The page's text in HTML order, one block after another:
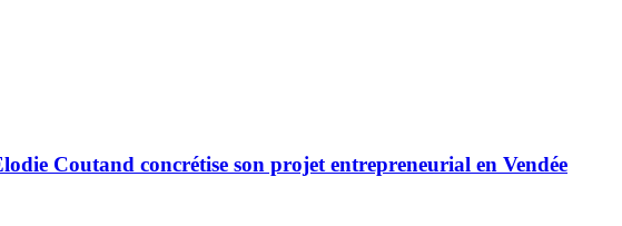
Coutand concrétise son projet entrepreneurial en Vendée